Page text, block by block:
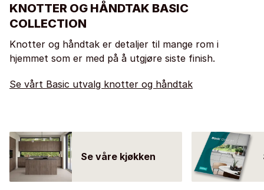
KNOTTER OG HÅNDTAK BASIC
COLLECTION
Knotter og håndtak er detaljer til mange rom i
hjemmet som er med på å utgjøre siste finish.
Se vårt Basic utvalg knotter og håndtak
Se våre kjøkken